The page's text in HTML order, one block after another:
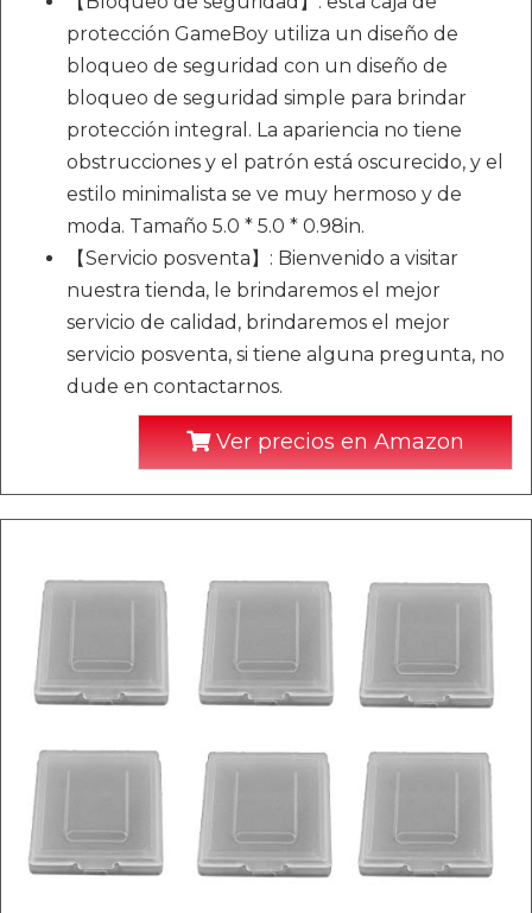
protección GameBoy utiliza un diseño de
bloqueo de seguridad con un diseño de
bloqueo de seguridad simple para brindar
protección integral. La apariencia no tiene
obstrucciones y el patrón está oscurecido, y el
estilo minimalista se ve muy hermoso y de
moda. Tamaño 5.0 * 5.0 * 0.98in.
【Servicio posventa】: Bienvenido a visitar
nuestra tienda, le brindaremos el mejor
servicio de calidad, brindaremos el mejor
servicio posventa, si tiene alguna pregunta, no
dude en contactarnos.
Ver precios en Amazon